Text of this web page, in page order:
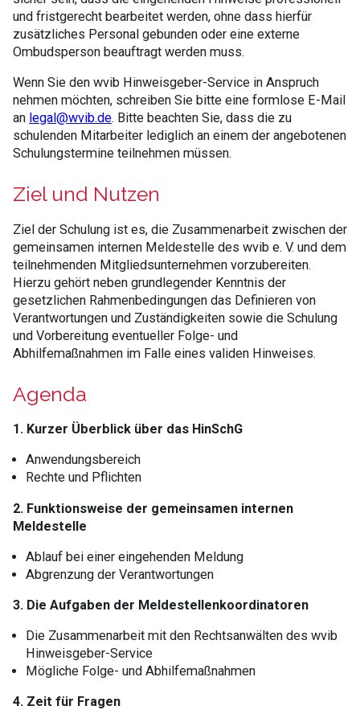
und fristgerecht bearbeitet werden, ohne dass hierfür
zusätzliches Personal gebunden oder eine externe
Ombudsperson beauftragt werden muss.
Wenn Sie den wvib Hinweisgeber-Service in Anspruch
nehmen möchten, schreiben Sie bitte eine formlose E-Mail
an legal@wvib.de. Bitte beachten Sie, dass die zu
schulenden Mitarbeiter lediglich an einem der angebotenen
Schulungstermine teilnehmen müssen.
Ziel und Nutzen
Ziel der Schulung ist es, die Zusammenarbeit zwischen der
gemeinsamen internen Meldestelle des wvib e. V. und dem
teilnehmenden Mitgliedsunternehmen vorzubereiten.
Hierzu gehört neben grundlegender Kenntnis der
gesetzlichen Rahmenbedingungen das Definieren von
Verantwortungen und Zuständigkeiten sowie die Schulung
und Vorbereitung eventueller Folge- und
Abhilfemaßnahmen im Falle eines validen Hinweises.
Agenda
1. Kurzer Überblick über das HinSchG
Anwendungsbereich
Rechte und Pflichten
2. Funktionsweise der gemeinsamen internen
Meldestelle
Ablauf bei einer eingehenden Meldung
Abgrenzung der Verantwortungen
3. Die Aufgaben der Meldestellenkoordinatoren
Die Zusammenarbeit mit den Rechtsanwälten des wvib
Hinweisgeber-Service
Mögliche Folge- und Abhilfemaßnahmen
4. Zeit für Fragen